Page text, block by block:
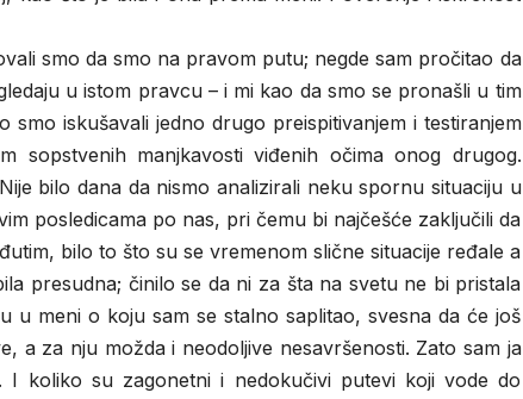
smo da smo na pravom putu; negde sam pročitao da
u istom pravcu – i mi kao da smo se pronašli u tim
smo iskušavali jedno drugo preispitivanjem i testiranjem
sopstvenih manjkavosti viđenih očima onog drugog.
bilo dana da nismo analizirali neku spornu situaciju u
posledicama po nas, pri čemu bi najčešće zaključili da
bilo to što su se vremenom slične situacije ređale a
presudna; činilo se da ni za šta na svetu ne bi pristala
meni o koju sam se stalno saplitao, svesna da će još
a za nju možda i neodoljive nesavršenosti. Zato sam ja
koliko su zagonetni i nedokučivi putevi koji vode do